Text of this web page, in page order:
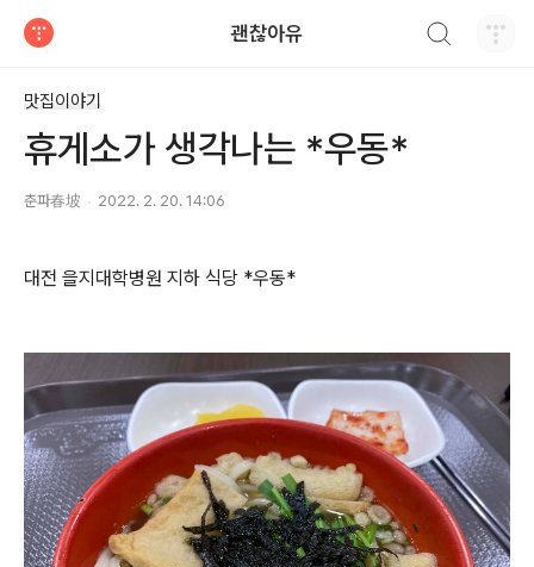
괜찮아유
맛집이야기
휴게소가 생각나는 *우동*
춘파春坡 2022. 2. 20. 14:06
대전 을지대학병원 지하 식당 *우동*